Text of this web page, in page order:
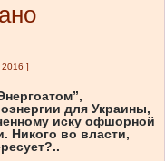
]
для Украины,
иску офшорной
Никого во власти,